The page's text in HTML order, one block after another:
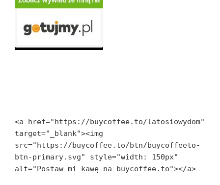
<a href="https://buycoffee.to/latosiowydom"
target="_blank"><img
src="https://buycoffee.to/btn/buycoffeeto-
btn-primary.svg" style="width: 150px"
alt="Postaw mi kawę na buycoffee.to"></a>